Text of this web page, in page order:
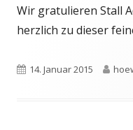
Wir gratulieren Stall
herzlich zu dieser
Veröffentlicht
14. Januar 2015